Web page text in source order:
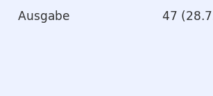
Ausgabe
47